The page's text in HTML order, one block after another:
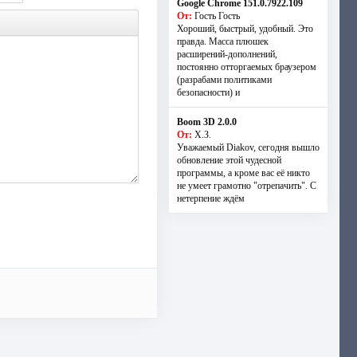
Google Chrome 151.0.7922.109
От: Гость Гость
Хороший, быстрый, удобный. Это
правда. Масса плюшек
расширений-дополнений,
постоянно отторгаемых браузером
(разрабами политиками
безопасности) и
Boom 3D 2.0.0
От: Х.З.
Уважаемый Diakov, сегодня вышло
обновление этой чудесной
программы, а кроме вас её никто
не умеет грамотно "отрепачить". С
нетерпение ждём